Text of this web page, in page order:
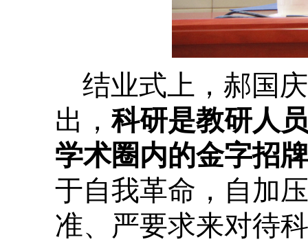
结业式上，郝国
出， 科研是教研人
学术圈内的金字招
于自我革命，自加
准、严要求来对待